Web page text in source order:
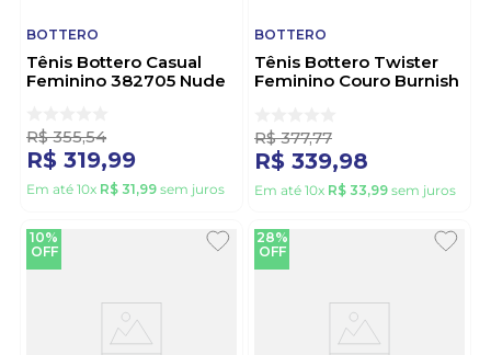
BOTTERO
Tênis Bottero Casual
Feminino 382705 Nude
R$ 355,54
R$ 319,99
Em até 10x R$ 31,99 sem juros
BOTTERO
Tênis Bottero Twister
Feminino Couro Burnish
R$ 377,77
R$ 339,98
Em até 10x R$ 33,99 sem juros
10%
OFF
28%
OFF